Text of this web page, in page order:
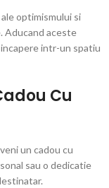
optimismului si
Aducand aceste
intr-un spatiu
Cu
un cadou cu
sau o dedicatie